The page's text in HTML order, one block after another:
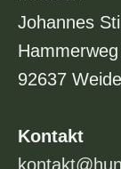
Johannes
92637
Kontakt